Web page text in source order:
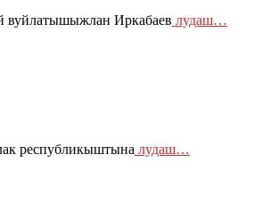
вуйлатышыжлан Иркабаев лудаш…
республикыштына лудаш…